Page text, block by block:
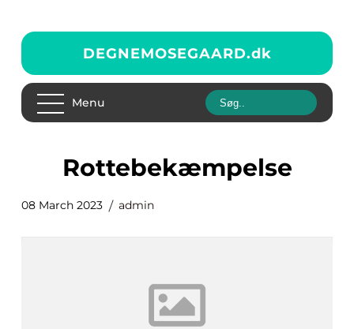
DEGNEMOSEGAARD.dk
Menu
rottebekæmpelse
08 March 2023 admin